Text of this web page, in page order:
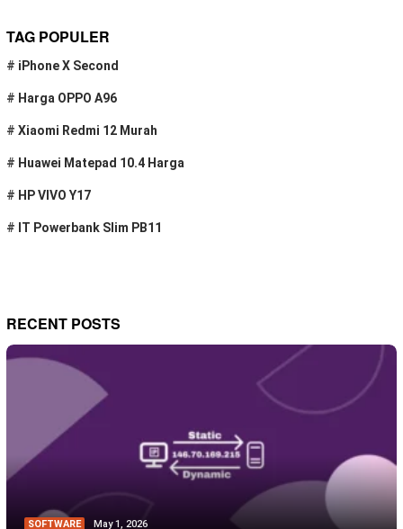
TAG POPULER
# iPhone X Second
# Harga OPPO A96
# Xiaomi Redmi 12 Murah
# Huawei Matepad 10.4 Harga
# HP VIVO Y17
# IT Powerbank Slim PB11
RECENT POSTS
SOFTWARE May 1, 2026